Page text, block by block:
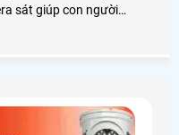
sát giúp con người